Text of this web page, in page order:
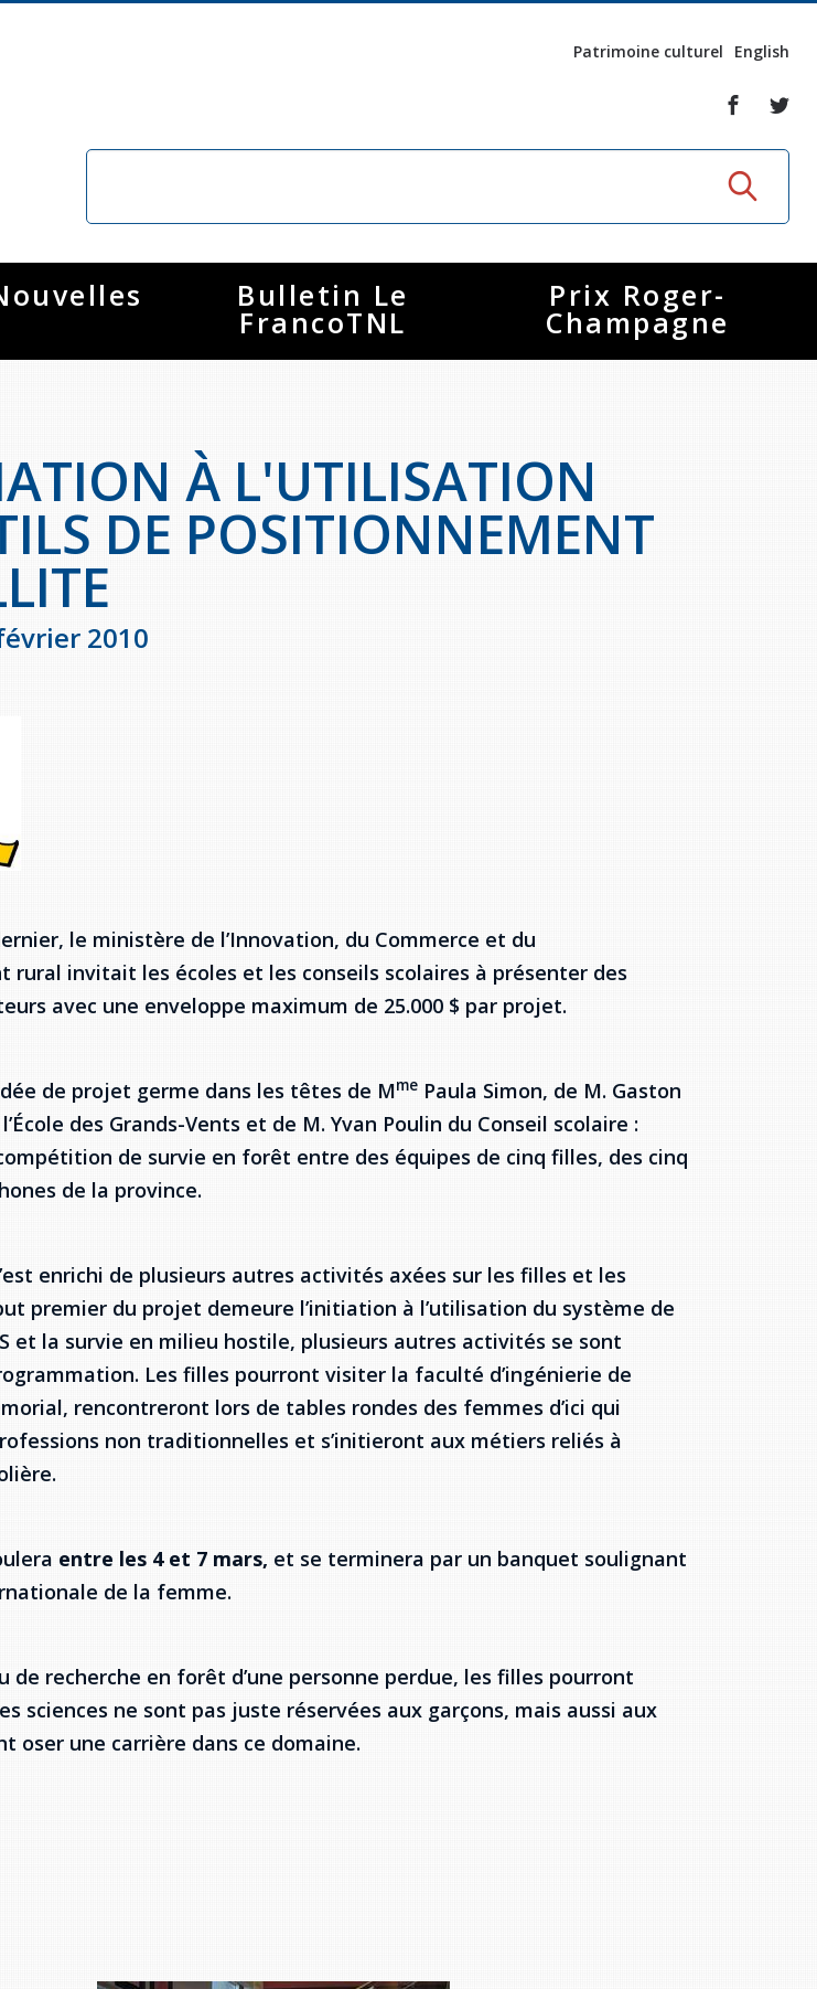
Patrimoine culturel English
Bulletin Le
FrancoTNL
Prix Roger-
Champagne
À L'UTILISATION
DE POSITIONNEMENT
2010
le ministère de l’Innovation, du Commerce et du
rural invitait les écoles et les conseils scolaires à présenter des
avec une enveloppe maximum de 25.000 $ par projet.
de projet germe dans les têtes de MmePaula Simon, de M. Gaston
des Grands-Vents et de M. Yvan Poulin du Conseil scolaire :
de survie en forêt entre des équipes de cinq filles, des cinq
de la province.
enrichi de plusieurs autres activités axées sur les filles et les
premier du projet demeure l’initiation à l’utilisation du système de
et la survie en milieu hostile, plusieurs autres activités se sont
Les filles pourront visiter la faculté d’ingénierie de
rencontreront lors de tables rondes des femmes d’ici qui
non traditionnelles et s’initieront aux métiers reliés à
entre les 4 et 7 mars, et se terminera par un banquet soulignant
de la femme.
de recherche en forêt d’une personne perdue, les filles pourront
sciences ne sont pas juste réservées aux garçons, mais aussi aux
oser une carrière dans ce domaine.